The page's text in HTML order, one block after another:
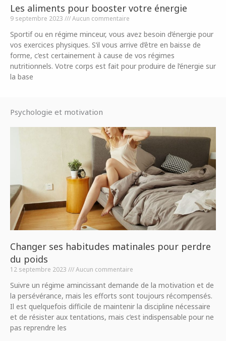
Les aliments pour booster votre énergie
9 septembre 2023 Aucun commentaire
Sportif ou en régime minceur, vous avez besoin d’énergie pour
vos exercices physiques. S’il vous arrive d’être en baisse de
forme, c’est certainement à cause de vos régimes
nutritionnels. Votre corps est fait pour produire de l’énergie sur
la base
Psychologie et motivation
Changer ses habitudes matinales pour perdre
du poids
12 septembre 2023 Aucun commentaire
Suivre un régime amincissant demande de la motivation et de
la persévérance, mais les efforts sont toujours récompensés.
Il est quelquefois difficile de maintenir la discipline nécessaire
et de résister aux tentations, mais c’est indispensable pour ne
pas reprendre les